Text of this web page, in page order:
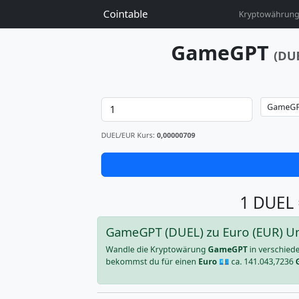
Cointable
GameGPT
Betrag
DUEL/EUR Kurs: 0,00000709
1
GameGPT (DUEL) zu Euro
Wandle die Kryptowärung GameGPT in
bekommst du für einen Euro 💶 ca. 141.043,7236